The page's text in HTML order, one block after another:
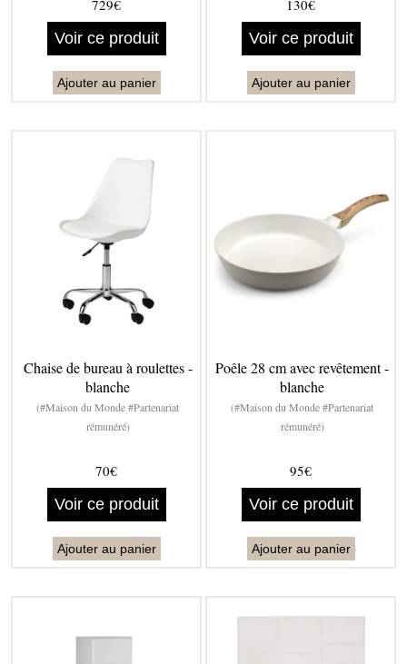
729€
Voir ce produit
Ajouter au panier
130€
Voir ce produit
Ajouter au panier
Chaise de bureau à roulettes -
blanche
(#Maison du Monde #Partenariat
rémunéré)
70€
Voir ce produit
Ajouter au panier
Poêle 28 cm avec revêtement -
blanche
(#Maison du Monde #Partenariat
rémunéré)
95€
Voir ce produit
Ajouter au panier